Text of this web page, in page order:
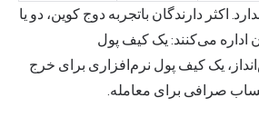
اکثر دارندگان باتجربه دوج کوین، دو یا
می‌کنند: یک کیف پول
یک کیف پول نرم‌افزاری برای خرج
صرافی برای معامله.